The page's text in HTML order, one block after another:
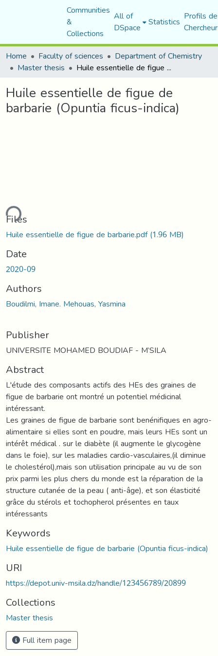
Communities
&
Collections
All of
DSpace Statistics Profils
Home
Faculty of sciences Department of Chemistry
Master thesis Huile essentielle de figue de barbarie (Opuntia ficus-indica)
Huile essentielle de figue de
barbarie (Opuntia ficus-indica)
Files
Huile essentielle de figue de barbarie.pdf(1.96 MB)
Date
2020-09
Authors
Boudilmi, Imane. Mehouas, Yasmina
Publisher
UNIVERSITE MOHAMED BOUDIAF - M’SILA
Abstract
L'étude des composants actifs des HEs des graines de
figue de barbarie ont montré un potentiel médicinal
intéressant.
Les graines de figue de barbarie sont benénifiques en agro-
alimentaire si elles sont en poudre, mais leurs HEs sont un
intérêt médical . sur le diabète (il augmente le glycogène
dans le foie), sur les maladies cardio-vasculaires,(il diminue
le cholestérol),mais son utilisation principale au vu de son
prix parmi les plus chers du monde est la réparation de la
structure cutanée de la peau ( anti-âge), et son élasticité
grâce du stérols et tochopherol présentes en taux
intéressants
Keywords
Huile essentielle de figue de barbarie (Opuntia ficus-indica)
URI
https://depot.univ-msila.dz/handle/123456789/20899
Collections
Master thesis
Full item page